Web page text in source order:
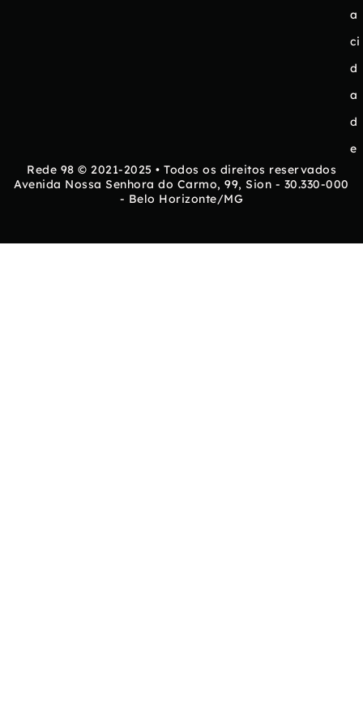
a
ci
d
a
d
e
Rede 98 © 2021-2025 • Todos os direitos reservados
Avenida Nossa Senhora do Carmo, 99, Sion - 30.330-000
- Belo Horizonte/MG